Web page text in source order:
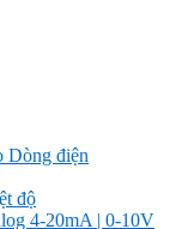
Dòng điện
độ
4-20mA | 0-10V